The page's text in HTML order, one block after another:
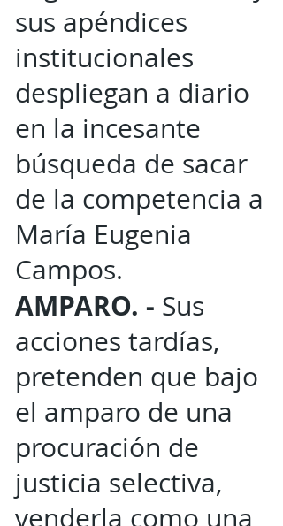
sus apéndices
institucionales
despliegan a diario
en la incesante
búsqueda de sacar
de la competencia a
María Eugenia
Campos.
AMPARO. - Sus
acciones tardías,
pretenden que bajo
el amparo de una
procuración de
justicia selectiva,
venderla como una